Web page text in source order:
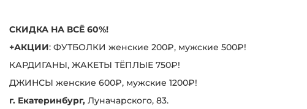
СКИДКА НА ВСЁ 60%!
+АКЦИИ: ФУТБОЛКИ женские 200₽, мужские 500₽!
КАРДИГАНЫ, ЖАКЕТЫ ТЁПЛЫЕ 750₽!
ДЖИНСЫ женские 600₽, мужские 1200₽!
г. Екатеринбург, Луначарского, 83.